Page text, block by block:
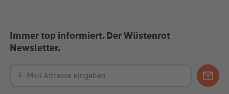
Immer top informiert. Der Wüstenrot
Newsletter.